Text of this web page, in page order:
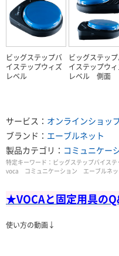
ビッグステップバ
イステップウィズ
レベル
ビッグステッ
イステップウ
レベル 側面
サービス： オンラインショッ
ブランド： エーブルネット
製品カテゴリ： コミュニケー
特定キーワード： ビッグステップバイス
voca コミュニケーション エーブル
★VOCAと固定用具の
使い方の動画↓